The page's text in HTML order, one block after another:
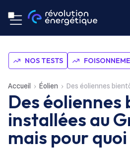
NOS TESTS
Accueil Éolien Des éoliennes bientôt
Des
installées au
mais pour